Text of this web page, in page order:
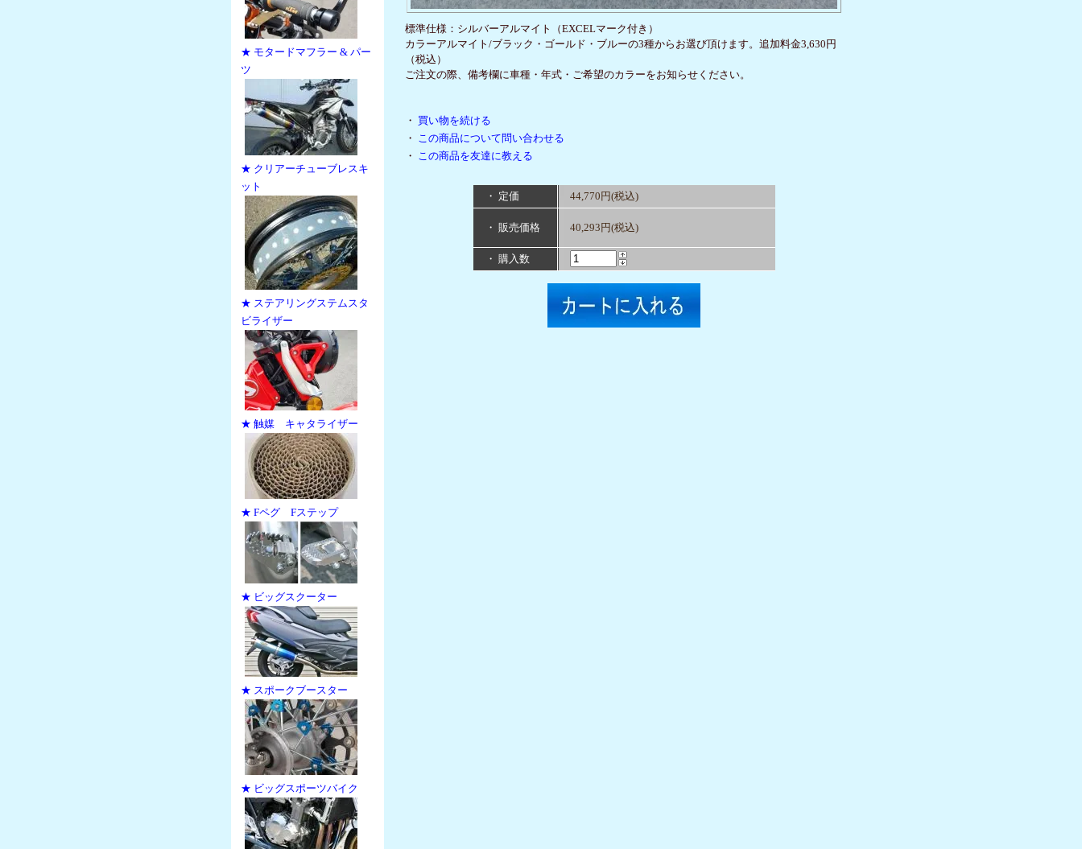
★ モタードマフラー & パー
ツ
★ クリアーチューブレスキ
ット
★ ステアリングステムスタ
ビライザー
★ 触媒 キャタライザー
★ Fペグ Fステップ
★ ビッグスクーター
★ スポークブースター
★ ビッグスポーツバイク
標準仕様：シルバーアルマイト（EXCELマーク付き）
カラーアルマイト/ブラック・ゴールド・ブルーの3種からお選び頂けます。追加料金3,630円
（税込）
ご注文の際、備考欄に車種・年式・ご希望のカラーをお知らせください。
・ 買い物を続ける
・ この商品について問い合わせる
・ この商品を友達に教える
・ 定価 44,770円(税込)
・ 販売価格 40,293円(税込)
・ 購入数